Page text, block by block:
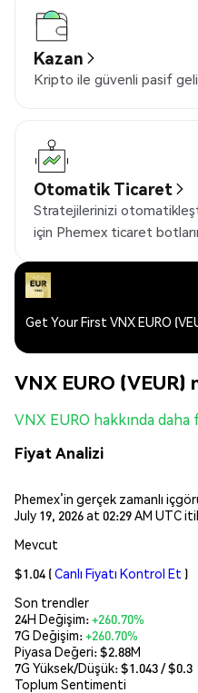
Kazan
Kripto ile güvenli pasif
Otomatik Ticaret
Stratejilerinizi
için Phemex ticaret
Get Your First VNX EURO
VNX EURO (VEUR)
VNX EURO hakkında daha
Fiyat Analizi
Phemex’in gerçek zamanlı
July 19, 2026 at 02:29 AM UTC
Mevcut
$1.04 (Canlı Fiyatı Kontrol Et )
Son trendler
24H Değişim:+260.70%
7G Değişim:+260.70%
Piyasa Değeri:$2.88M
7G Yüksek/Düşük: $1.043/ $0.3
Toplum Sentimenti